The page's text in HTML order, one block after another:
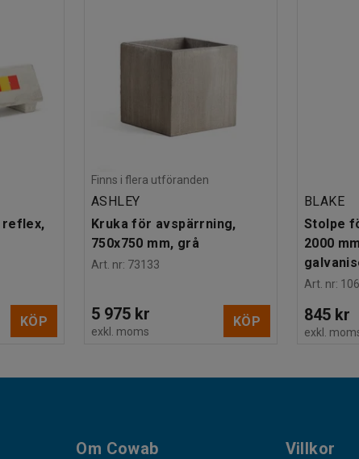
reflex,
KÖP
Finns i flera utföranden
ASHLEY
Kruka för avspärrning,
750x750 mm, grå
Art. nr: 73133
5 975 kr
exkl. moms
KÖP
BLAKE
Stolpe
2000
Art. nr:
845 kr
exkl.
Om Cowab Villkor